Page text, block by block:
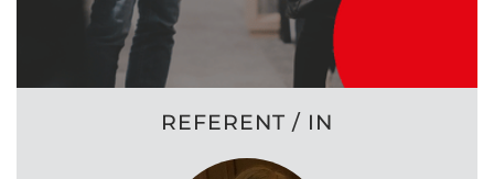
REFERENT / IN